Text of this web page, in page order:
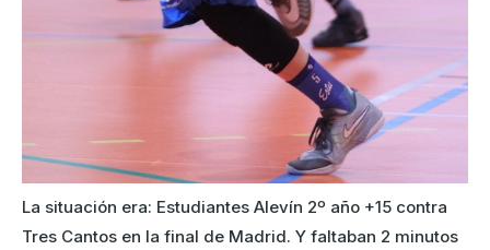
La situación era: Estudiantes Alevín 2º año +15 contra
Tres Cantos en la final de Madrid. Y faltaban 2 minutos